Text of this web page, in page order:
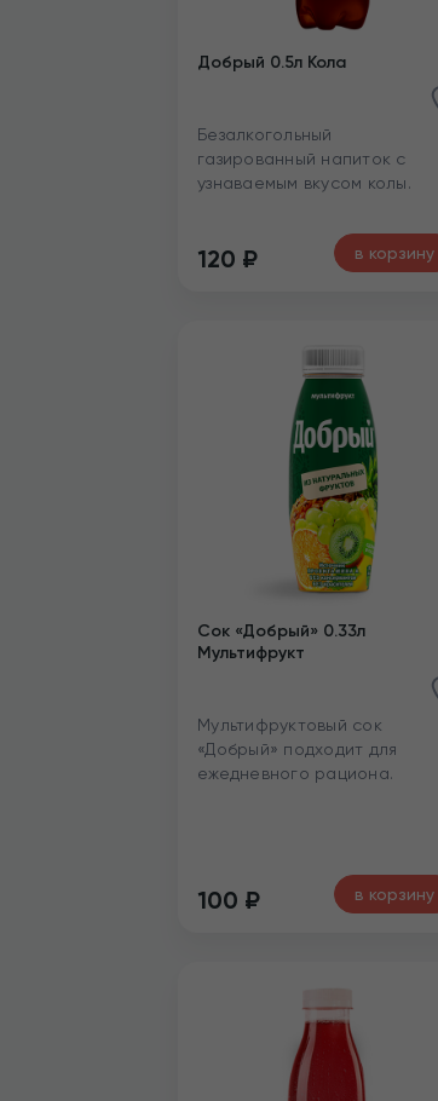
Добрый 0.5л Кола
Безалкогольный
газированный напиток с
узнаваемым вкусом колы.
120 ₽ в корзину
Сок «Добрый» 0.33л
Мультифрукт
Мультифруктовый сок
«Добрый» подходит для
ежедневного рациона.
100 ₽ в корзину